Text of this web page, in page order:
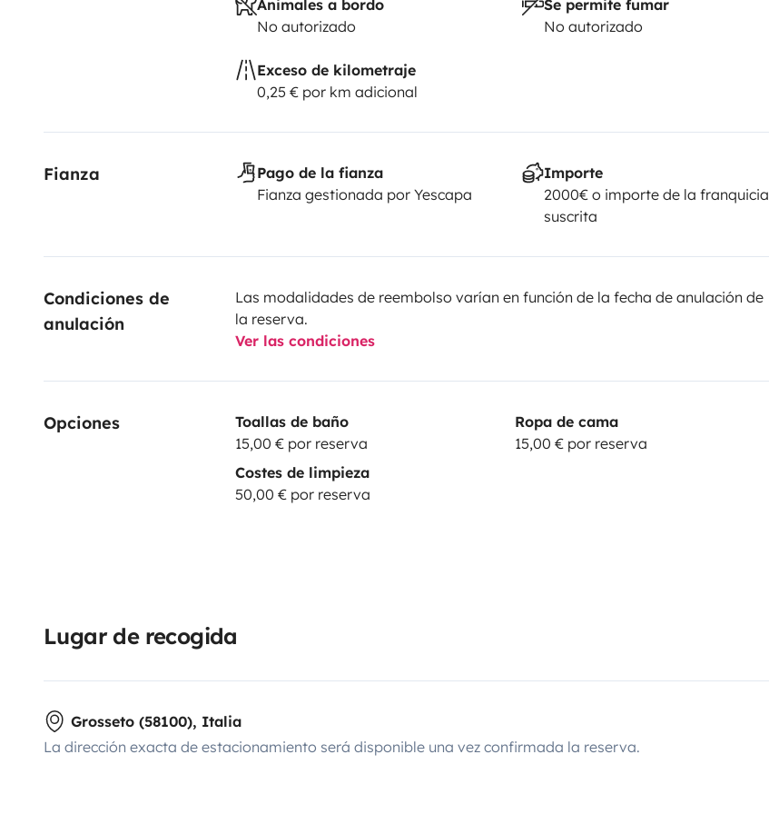
Animales a bordo
No autorizado
Se permite fumar
No autorizado
Exceso de kilometraje
0,25 € por km adicional
Fianza
Pago de la fianza
Fianza gestionada por Yescapa
Importe
2000€ o importe de la franquicia
suscrita
Condiciones de
anulación
Las modalidades de reembolso varían en función de la fecha de anulación de
la reserva.
Ver las condiciones
Opciones
Toallas de baño
15,00 € por reserva
Ropa de cama
15,00 € por reserva
Costes de limpieza
50,00 € por reserva
Lugar de recogida
Grosseto (58100), Italia
La dirección exacta de estacionamiento será disponible una vez confirmada la reserva.